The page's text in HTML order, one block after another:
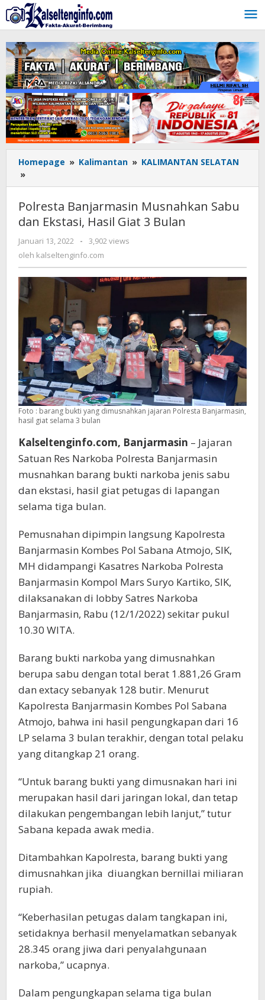
Lewati
ke
konten
Homepage » Kalimantan » KALIMANTAN SELATAN
»
Banjarmasin
Musnahkan
Sabu
dan
Ekstasi,
Giat
Bulan
Polresta Banjarmasin Musnahkan Sabu
dan Ekstasi, Hasil Giat 3 Bulan
Januari 13, 2022
oleh
kalseltenginfo.com
-
3,902 views
oleh kalseltenginfo.com
Foto : barang bukti yang dimusnahkan jajaran Polresta Banjarmasin,
hasil giat selama 3 bulan
Kalseltenginfo.com, Banjarmasin – Jajaran
Satuan Res Narkoba Polresta Banjarmasin
musnahkan barang bukti narkoba jenis sabu
dan ekstasi, hasil giat petugas di lapangan
selama tiga bulan.
Pemusnahan dipimpin langsung Kapolresta
Banjarmasin Kombes Pol Sabana Atmojo, SIK,
MH didampangi Kasatres Narkoba Polresta
Banjarmasin Kompol Mars Suryo Kartiko, SIK,
dilaksanakan di lobby Satres Narkoba
Banjarmasin, Rabu (12/1/2022) sekitar pukul
10.30 WITA.
Barang bukti narkoba yang dimusnahkan
berupa sabu dengan total berat 1.881,26 Gram
dan extacy sebanyak 128 butir. Menurut
Kapolresta Banjarmasin Kombes Pol Sabana
Atmojo, bahwa ini hasil pengungkapan dari 16
LP selama 3 bulan terakhir, dengan total pelaku
yang ditangkap 21 orang.
“Untuk barang bukti yang dimusnakan hari ini
merupakan hasil dari jaringan lokal, dan tetap
dilakukan pengembangan lebih lanjut,” tutur
Sabana kepada awak media.
Ditambahkan Kapolresta, barang bukti yang
dimusnahkan jika diuangkan bernillai miliaran
rupiah.
“Keberhasilan petugas dalam tangkapan ini,
setidaknya berhasil menyelamatkan sebanyak
28.345 orang jiwa dari penyalahgunaan
narkoba,” ucapnya.
Dalam pengungkapan selama tiga bulan